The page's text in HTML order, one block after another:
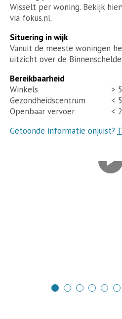
Wisselt per woning. Bekijk
via fokus.nl.
Situering in wijk
Vanuit de meeste woningen
uitzicht over de
Bereikbaarheid
Winkels
>
Gezondheidscentrum
<
Openbaar vervoer
<
Getoonde informatie onjuist?